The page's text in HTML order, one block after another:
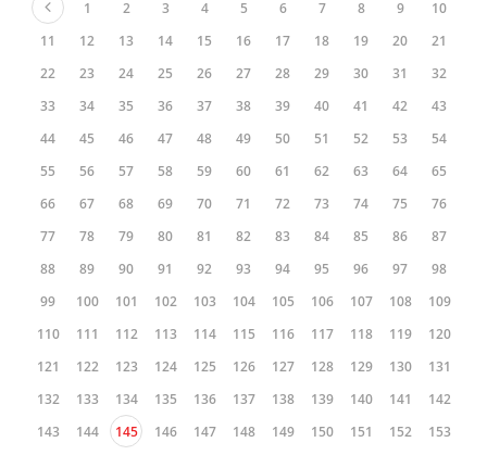
1 2 3 4 5 6 7 8 9
10
11
12 13 14 15 16 17 18 19 20
21
22
23 24 25 26 27 28 29 30 31
32
33
34 35 36 37 38 39 40 41 42
43
44
45 46 47 48 49 50 51 52 53
54
55
56 57 58 59 60 61 62 63 64
65
66
67 68 69 70 71 72 73 74 75
76
77
78 79 80 81 82 83 84 85 86
87
88
89 90 91 92 93 94 95 96 97
98
99
100 101 102 103 104 105 106 107 108
109
110
111 112 113 114 115 116 117 118 119
120
121
122 123 124 125 126 127 128 129 130
131
132
133 134 135 136 137 138 139 140 141
142
143
144 145 146 147 148 149 150 151 152
153